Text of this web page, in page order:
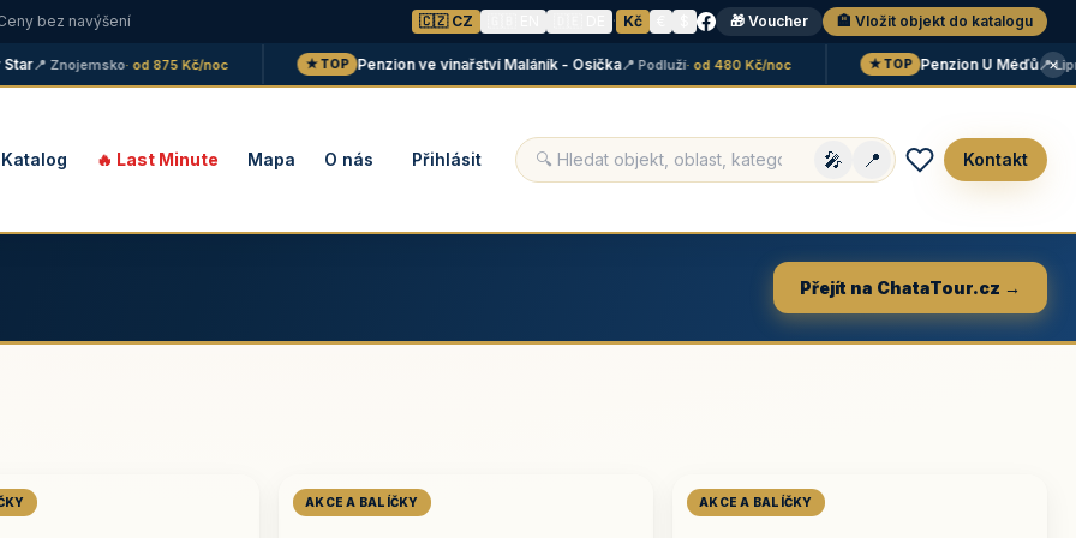
bez navýšení 🇨🇿 CZ · Kč 🎁 Voucher 🏨 Vložit objekt do katalogu
📍 Znojemsko· od 875 Kč/noc ★ TOP Penzion ve vinařství Maláník - Osička📍 Podluží· od 480 Kč/noc ★ TOP Penzion U Méďů📍 Lipno·
×
Katalog 🔥 Last Minute Mapa O nás Přihlásit 🎤 📍 Kontakt
Přejít na ChataTour.cz →
AKCE A BALÍČKY AKCE A BALÍČKY